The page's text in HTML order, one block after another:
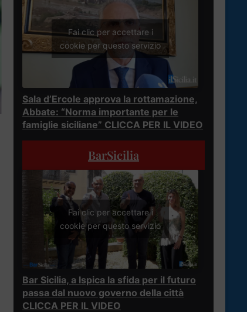
Fai clic per accettare i
cookie per questo servizio
Sala d’Ercole approva la rottamazione,
Abbate: “Norma importante per le
famiglie siciliane” CLICCA PER IL VIDEO
BarSicilia
Fai clic per accettare i
cookie per questo servizio
Bar Sicilia, a Ispica la sfida per il futuro
passa dal nuovo governo della città
CLICCA PER IL VIDEO